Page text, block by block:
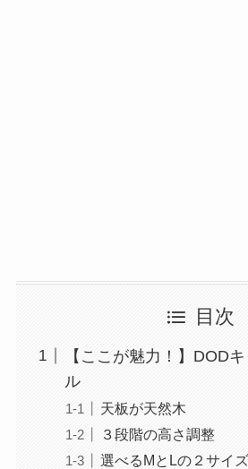
目次
【ここが魅力！】DOD
ル
天板が天然木
３段階の高さ調整
選べるMとLの２サイズ